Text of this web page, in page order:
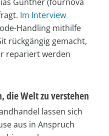
Im Interview
Handling mithilfe
rückgängig gemacht,
repariert werden
die Welt zu verstehen
lassen sich
aus in Anspruch